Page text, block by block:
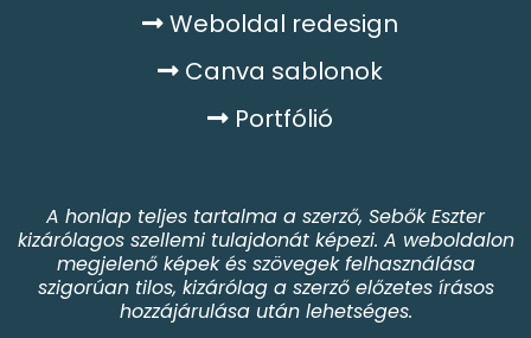
Weboldal redesign
Canva sablonok
Portfólió
A honlap teljes tartalma a szerző, Sebők Eszter
kizárólagos szellemi tulajdonát képezi. A weboldalon
megjelenő képek és szövegek felhasználása
szigorúan tilos, kizárólag a szerző előzetes írásos
hozzájárulása után lehetséges.